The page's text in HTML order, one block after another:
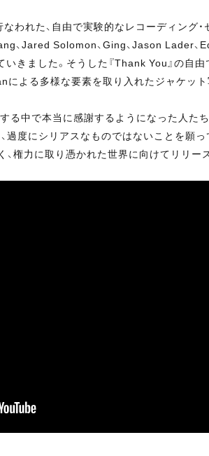
われた、自由で実験的なレコーディング
Jared Solomon、Ging、Jason Lader、
ました。そうした『Thank You』の自由
よる多様な要素を取り入れたジャケット
る中で本当に感謝するようになった人た
度にシリアスなものではないことを願っ
、権力に取り憑かれた世界に向けてリリー